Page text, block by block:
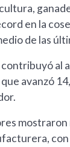
en la
de las
al
avanzó
con